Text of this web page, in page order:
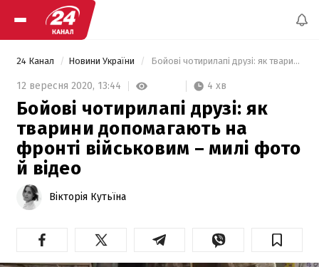
24 Канал Новини України Бойові чотирилапі друзі: як тварини допомагають на фронті військовим – милі фото й відео
12 вересня 2020, 13:44 4 хв
Бойові чотирилапі друзі: як
тварини допомагають на
фронті військовим – милі фото
й відео
Вікторія Кутьїна